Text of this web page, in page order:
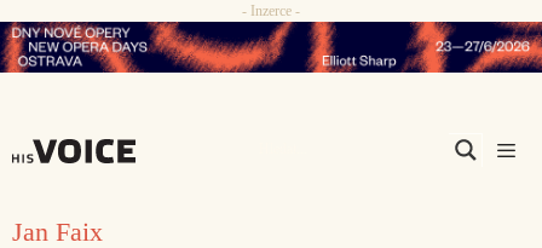
Přeskočit
na
- Inzerce -
Jan Faix